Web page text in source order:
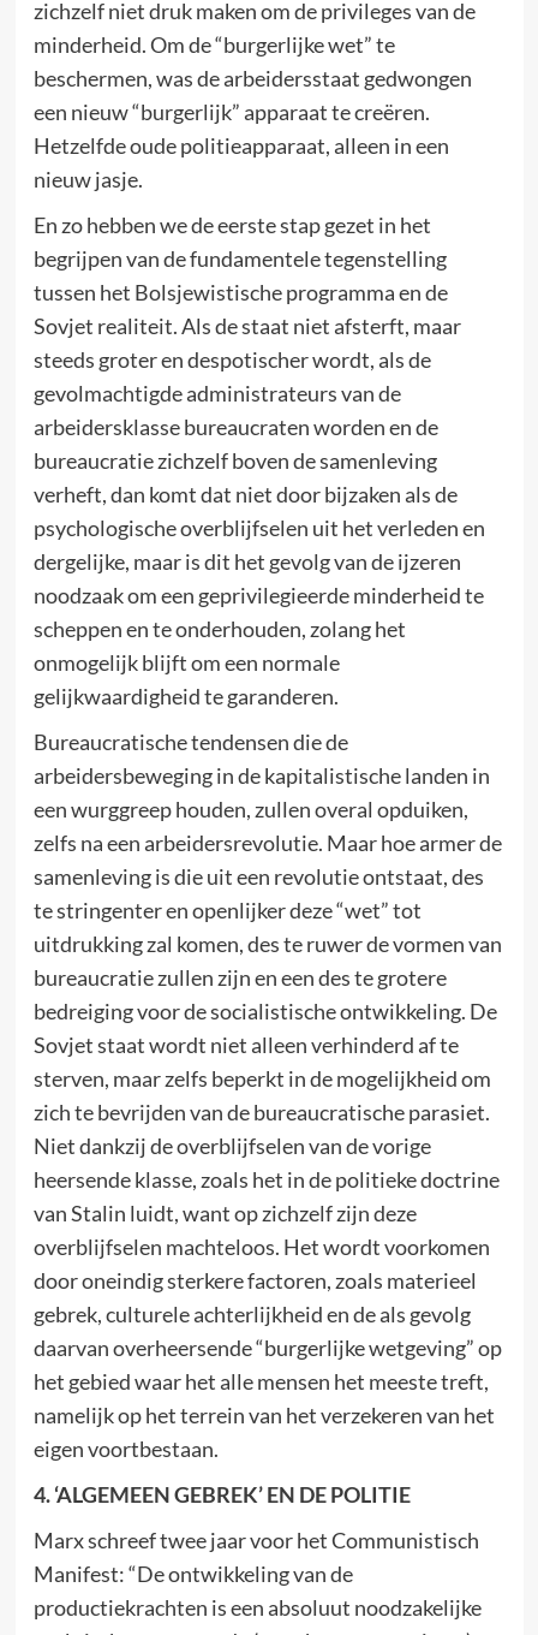
zichzelf niet druk maken om de privileges van de
minderheid. Om de “burgerlijke wet” te
beschermen, was de arbeidersstaat gedwongen
een nieuw “burgerlijk” apparaat te creëren.
Hetzelfde oude politieapparaat, alleen in een
nieuw jasje.
En zo hebben we de eerste stap gezet in het
begrijpen van de fundamentele tegenstelling
tussen het Bolsjewistische programma en de
Sovjet realiteit. Als de staat niet afsterft, maar
steeds groter en despotischer wordt, als de
gevolmachtigde administrateurs van de
arbeidersklasse bureaucraten worden en de
bureaucratie zichzelf boven de samenleving
verheft, dan komt dat niet door bijzaken als de
psychologische overblijfselen uit het verleden en
dergelijke, maar is dit het gevolg van de ijzeren
noodzaak om een geprivilegieerde minderheid te
scheppen en te onderhouden, zolang het
onmogelijk blijft om een normale
gelijkwaardigheid te garanderen.
Bureaucratische tendensen die de
arbeidersbeweging in de kapitalistische landen in
een wurggreep houden, zullen overal opduiken,
zelfs na een arbeidersrevolutie. Maar hoe armer de
samenleving is die uit een revolutie ontstaat, des
te stringenter en openlijker deze “wet” tot
uitdrukking zal komen, des te ruwer de vormen van
bureaucratie zullen zijn en een des te grotere
bedreiging voor de socialistische ontwikkeling. De
Sovjet staat wordt niet alleen verhinderd af te
sterven, maar zelfs beperkt in de mogelijkheid om
zich te bevrijden van de bureaucratische parasiet.
Niet dankzij de overblijfselen van de vorige
heersende klasse, zoals het in de politieke doctrine
van Stalin luidt, want op zichzelf zijn deze
overblijfselen machteloos. Het wordt voorkomen
door oneindig sterkere factoren, zoals materieel
gebrek, culturele achterlijkheid en de als gevolg
daarvan overheersende “burgerlijke wetgeving” op
het gebied waar het alle mensen het meeste treft,
namelijk op het terrein van het verzekeren van het
eigen voortbestaan.
4. ‘ALGEMEEN GEBREK’ EN DE POLITIE
Marx schreef twee jaar voor het Communistisch
Manifest: “De ontwikkeling van de
productiekrachten is een absoluut noodzakelijke